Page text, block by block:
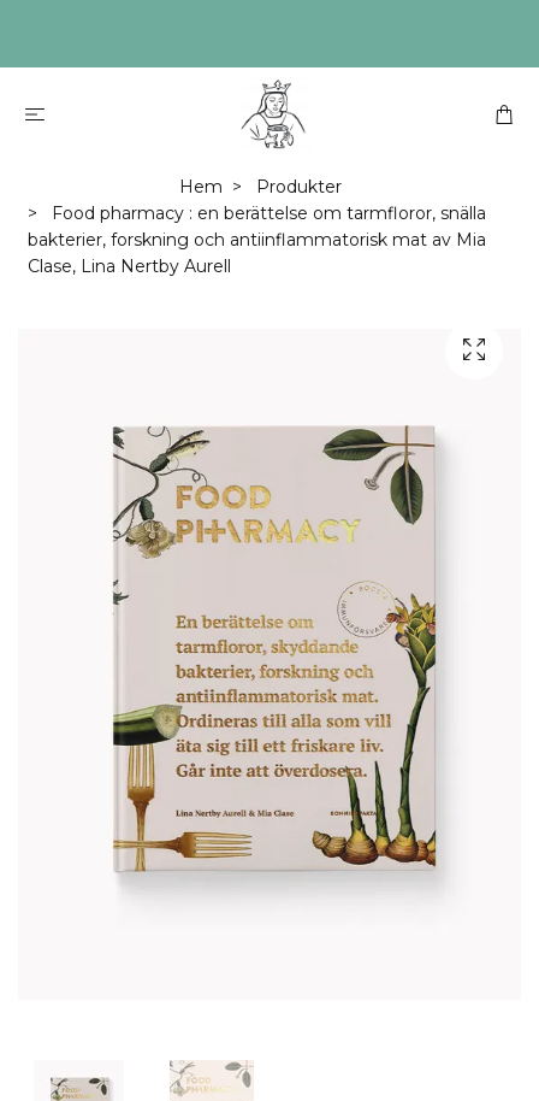
Hem
Produkter
Food pharmacy : en berättelse om tarmfloror, snälla
bakterier, forskning och antiinflammatorisk mat av Mia
Clase, Lina Nertby Aurell